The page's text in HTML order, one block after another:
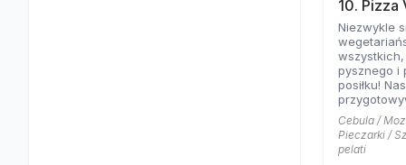
prowincji,
swoim
Zasmakuj
Italii i
10. Pizza
Niezwykle
pysznego i
posiłku!
cebulą
słodkiego
Cebula /
Pieczarki /
pelati